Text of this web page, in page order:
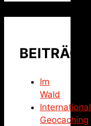
BEITRÄGE
Im
Wald
International
Geocaching